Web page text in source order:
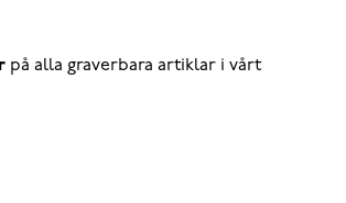
på alla graverbara artiklar i vårt